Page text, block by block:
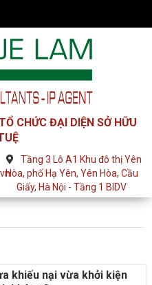
CHỨC ĐẠI DIỆN SỞ HỮU
Tầng 3 Lô A1 Khu đô thị Yên
Hòa, phố Hạ Yên, Yên Hòa, Cầu
Giấy, Hà Nội - Tầng 1 BIDV
khiếu nại vừa khởi kiện